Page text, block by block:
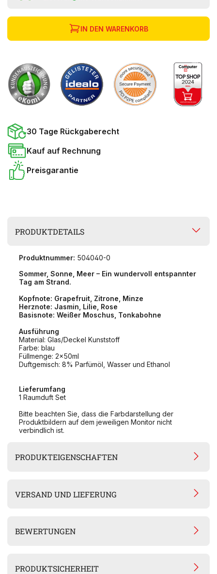
IN DEN WARENKORB
30 Tage Rückgaberecht
Kauf auf Rechnung
Preisgarantie
PRODUKTDETAILS
Produktnummer: 504040-0
Sommer, Sonne, Meer – Ein wundervoll entspannter
Tag am Strand.
Kopfnote: Grapefruit, Zitrone, Minze
Herznote: Jasmin, Lilie, Rose
Basisnote: Weißer Moschus, Tonkabohne
Ausführung
Material: Glas/Deckel Kunststoff
Farbe: blau
Füllmenge: 2x50ml
Duftgemisch: 8% Parfümöl, Wasser und Ethanol
Lieferumfang
1 Raumduft Set
Bitte beachten Sie, dass die Farbdarstellung der
Produktbildern auf dem jeweiligen Monitor nicht
verbindlich ist.
PRODUKTEIGENSCHAFTEN
VERSAND UND LIEFERUNG
BEWERTUNGEN
PRODUKTSICHERHEIT